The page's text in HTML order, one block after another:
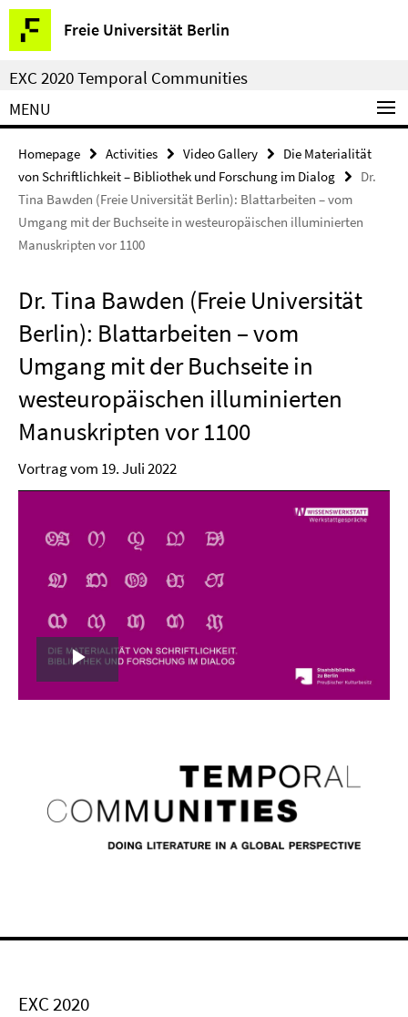
Springe
direkt
zu
Inhalt
Freie Universität Berlin
Service
Navigation
EXC 2020 Temporal Communities
MENU
Homepage Activities Video Gallery
Die Materialität
von Schriftlichkeit – Bibliothek und Forschung im Dialog
Dr.
Tina Bawden (Freie Universität Berlin): Blattarbeiten – vom
Umgang mit der Buchseite in westeuropäischen illuminierten
Manuskripten vor 1100
Dr. Tina Bawden (Freie Universität
Berlin): Blattarbeiten – vom
Umgang mit der Buchseite in
westeuropäischen illuminierten
Manuskripten vor 1100
Vortrag vom 19. Juli 2022
Play
EXC 2020